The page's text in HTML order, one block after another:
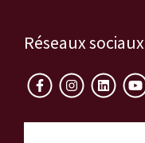
Réseaux sociaux